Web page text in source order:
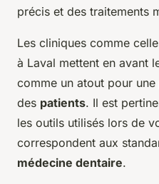
précis et des traitements
Les cliniques comme
à Laval mettent en avant
comme un atout pour
des patients. Il est
les outils utilisés lors de
correspondent aux
médecine dentaire.